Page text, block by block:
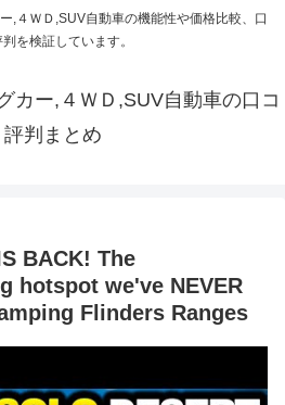
,４ＷＤ,SUV自動車の機能性や価格比較、口
を検証しています。
カー,４ＷＤ,SUV自動車の口コ
評判まとめ
BACK! The
hotspot we've NEVER
Flinders Ranges